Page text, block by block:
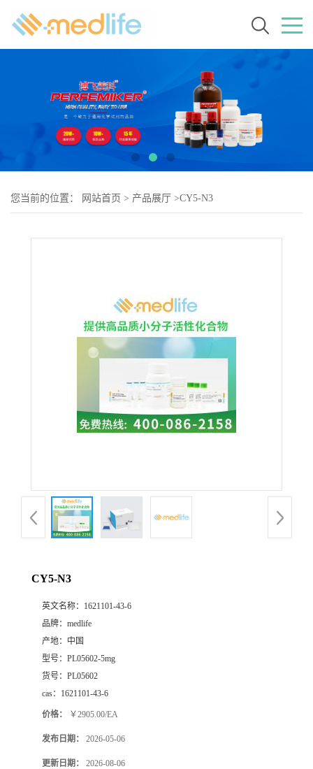
您当前的位置： 网站首页 > 产品展厅 >CY5-N3
CY5-N3
英文名称： 1621101-43-6
品牌： medlife
产地： 中国
型号： PL05602-5mg
货号： PL05602
cas： 1621101-43-6
价格： ￥2905.00/EA
发布日期： 2026-05-06
更新日期： 2026-08-06